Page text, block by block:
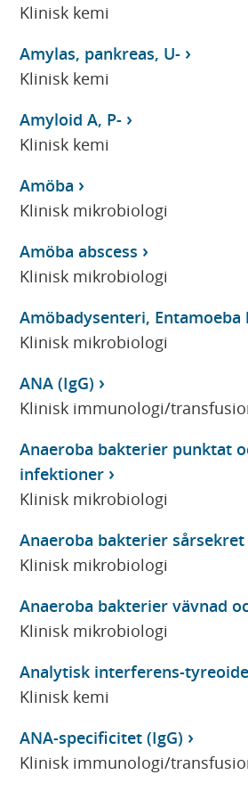
Klinisk kemi
Amylas, pankreas, U-
Klinisk kemi
Amyloid A, P-
Klinisk kemi
Amöba
Klinisk mikrobiologi
Amöba abscess
Klinisk mikrobiologi
Amöbadysenteri,
Klinisk mikrobiologi
ANA (IgG)
Klinisk immunologi/
Anaeroba bakterier punktat
infektioner
Klinisk mikrobiologi
Anaeroba bakterier sårsekret
Klinisk mikrobiologi
Anaeroba bakterier vävnad
Klinisk mikrobiologi
Analytisk interferens-
Klinisk kemi
ANA-specificitet (IgG)
Klinisk immunologi/